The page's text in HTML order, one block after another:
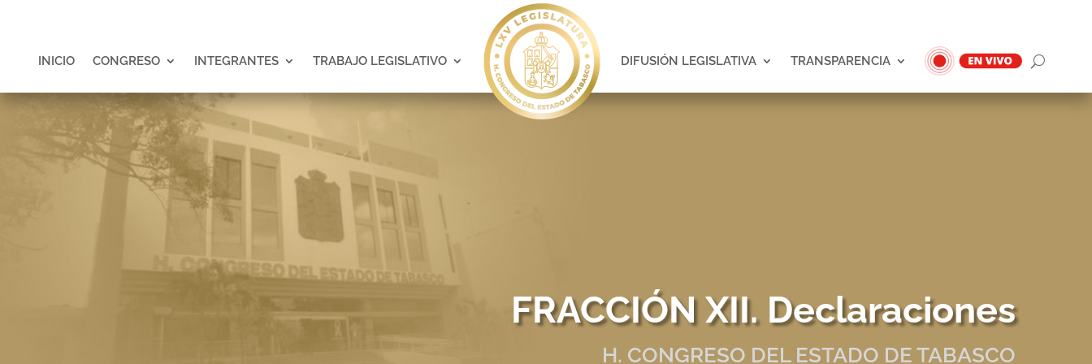
INICIO CONGRESO INTEGRANTES TRABAJO LEGISLATIVO DIFUSIÓN LEGISLATIVA TRANSPARENCIA
FRACCIÓN XII. Declaraciones
H. CONGRESO DEL ESTADO DE TABASCO